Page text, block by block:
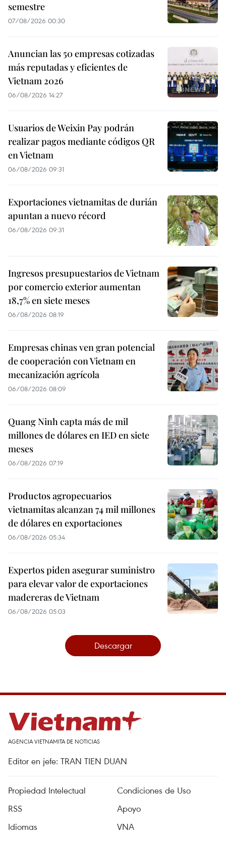
semestre
07/08/2026 00:30
Anuncian las 50 empresas cotizadas
más reputadas y eficientes de
Vietnam 2026
06/08/2026 14:27
Usuarios de Weixin Pay podrán
realizar pagos mediante códigos QR
en Vietnam
06/08/2026 09:31
Exportaciones vietnamitas de durián
apuntan a nuevo récord
06/08/2026 09:31
Ingresos presupuestarios de Vietnam
por comercio exterior aumentan
18,7% en siete meses
06/08/2026 08:19
Empresas chinas ven gran potencial
de cooperación con Vietnam en
mecanización agrícola
06/08/2026 08:09
Quang Ninh capta más de mil
millones de dólares en IED en siete
meses
06/08/2026 07:19
Productos agropecuarios
vietnamitas alcanzan 74 mil millones
de dólares en exportaciones
06/08/2026 05:34
Expertos piden asegurar suministro
para elevar valor de exportaciones
madereras de Vietnam
06/08/2026 05:03
Descargar
AGENCIA VIETNAMITA DE NOTICIAS
Editor en jefe: TRAN TIEN DUAN
Propiedad Intelectual
Condiciones de Uso
RSS
Apoyo
Idiomas
VNA